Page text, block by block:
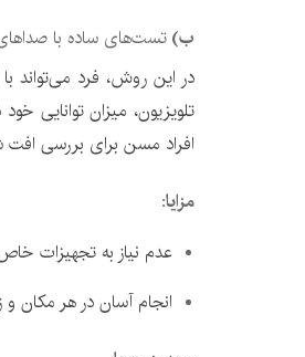
ب)تست‌های ساده با
در این روش، فرد می‌تواند
تلویزیون، میزان توانایی
افراد مسن برای بررسی افت
مزایا:
عدم نیاز به تجهیزات
انجام آسان در هر مکان و